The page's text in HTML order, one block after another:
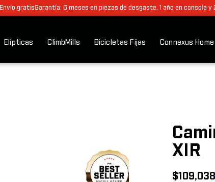
Envío gratisGarantía: 6 meses en piezas de desgaste, 1 año en consola y
Elípticas ClimbMills Bicicletas Fijas Connexus Home
XIR
$109,038